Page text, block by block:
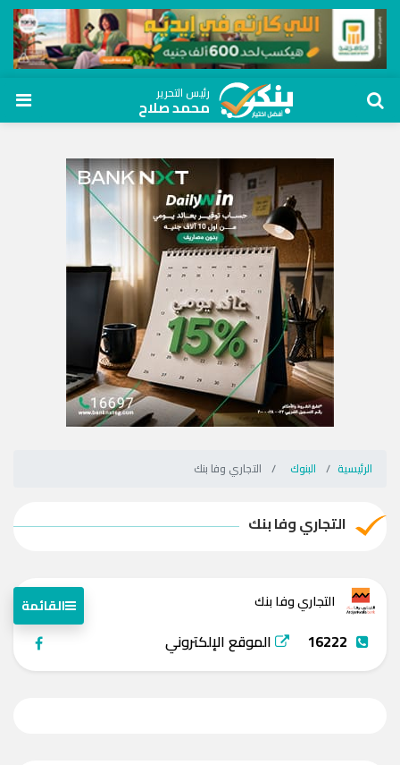
رئيس التحرير
محمد صلاح
الرئيسية البنوك التجاري وفا بنك
التجاري وفا بنك
التجاري وفا بنك القائمة
16222 الموقع الإلكتروني